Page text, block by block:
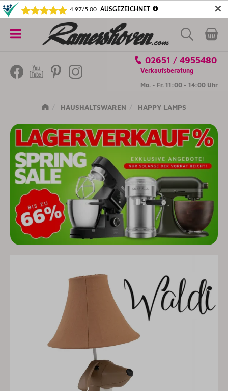
✕
5€ SICHERN! NEWSLETTER ABONNIEREN
Kategorien
02651 / 4955480
Verkaufsberatung
Mo. - Fr. 11:00 - 14:00 Uhr
HAUSHALTSWAREN HAPPY LAMPS